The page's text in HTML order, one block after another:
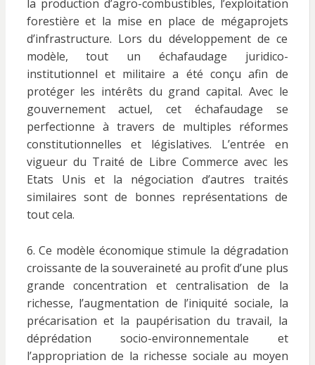
la production d’agro-combustibles, l’exploitation
forestière et la mise en place de mégaprojets
d’infrastructure. Lors du développement de ce
modèle, tout un échafaudage juridico-
institutionnel et militaire a été conçu afin de
protéger les intérêts du grand capital. Avec le
gouvernement actuel, cet échafaudage se
perfectionne à travers de multiples réformes
constitutionnelles et législatives. L’entrée en
vigueur du Traité de Libre Commerce avec les
Etats Unis et la négociation d’autres traités
similaires sont de bonnes représentations de
tout cela.
6. Ce modèle économique stimule la dégradation
croissante de la souveraineté au profit d’une plus
grande concentration et centralisation de la
richesse, l’augmentation de l’iniquité sociale, la
précarisation et la paupérisation du travail, la
déprédation socio-environnementale et
l’appropriation de la richesse sociale au moyen